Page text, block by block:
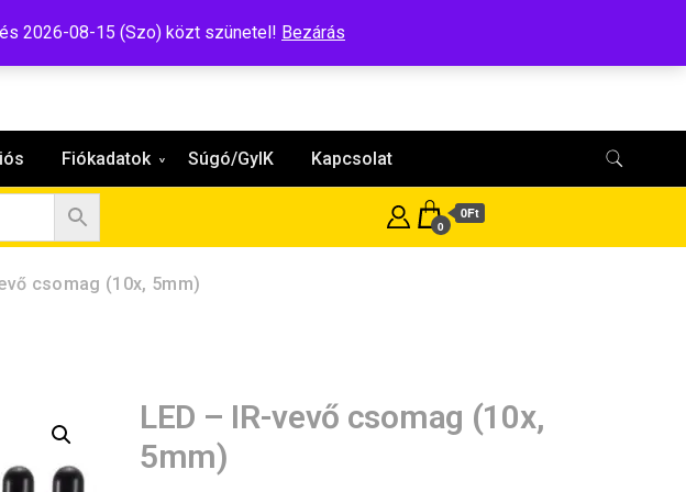
2026-08-15 (Szo) közt szünetel! Bezárás
Fiókadatok Súgó/GyIK Kapcsolat
0
0Ft
csomag (10x, 5mm)
LED – IR-vevő csomag (10x,
5mm)